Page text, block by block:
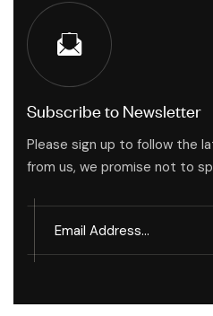
Subscribe to Newsletter
Please sign up to follow the
from us, we promise not to